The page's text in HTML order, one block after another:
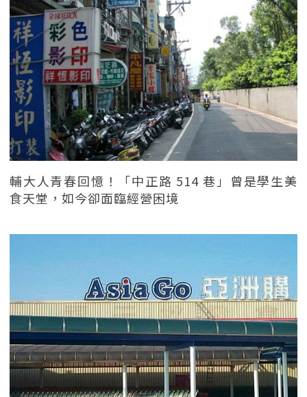
輔大人青春回憶！「中正路 514 巷」曾是學生美
食天堂，如今卻面臨經營困境